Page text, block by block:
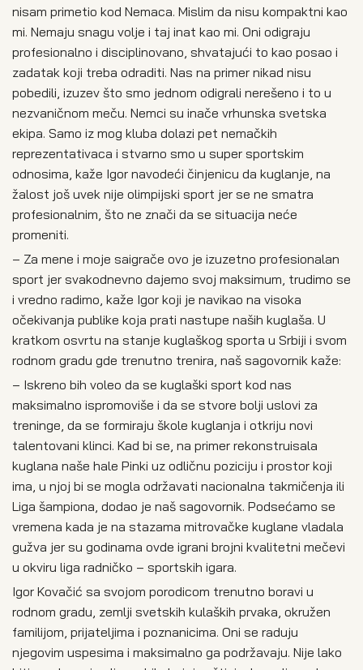
nisam primetio kod Nemaca. Mislim da nisu kompaktni kao
mi. Nemaju snagu volje i taj inat kao mi. Oni odigraju
profesionalno i disciplinovano, shvatajući to kao posao i
zadatak koji treba odraditi. Nas na primer nikad nisu
pobedili, izuzev što smo jednom odigrali nerešeno i to u
nezvaničnom meču. Nemci su inače vrhunska svetska
ekipa. Samo iz mog kluba dolazi pet nemačkih
reprezentativaca i stvarno smo u super sportskim
odnosima, kaže Igor navodeći činjenicu da kuglanje, na
žalost još uvek nije olimpijski sport jer se ne smatra
profesionalnim, što ne znači da se situacija neće
promeniti.
– Za mene i moje saigrače ovo je izuzetno profesionalan
sport jer svakodnevno dajemo svoj maksimum, trudimo se
i vredno radimo, kaže Igor koji je navikao na visoka
očekivanja publike koja prati nastupe naših kuglaša. U
kratkom osvrtu na stanje kuglaškog sporta u Srbiji i svom
rodnom gradu gde trenutno trenira, naš sagovornik kaže:
– Iskreno bih voleo da se kuglaški sport kod nas
maksimalno ispromoviše i da se stvore bolji uslovi za
treninge, da se formiraju škole kuglanja i otkriju novi
talentovani klinci. Kad bi se, na primer rekonstruisala
kuglana naše hale Pinki uz odličnu poziciju i prostor koji
ima, u njoj bi se mogla održavati nacionalna takmičenja ili
Liga šampiona, dodao je naš sagovornik. Podsećamo se
vremena kada je na stazama mitrovačke kuglane vladala
gužva jer su godinama ovde igrani brojni kvalitetni mečevi
u okviru liga radničko – sportskih igara.
Igor Kovačić sa svojom porodicom trenutno boravi u
rodnom gradu, zemlji svetskih kulaških prvaka, okružen
familijom, prijateljima i poznanicima. Oni se raduju
njegovim uspesima i maksimalno ga podržavaju. Nije lako